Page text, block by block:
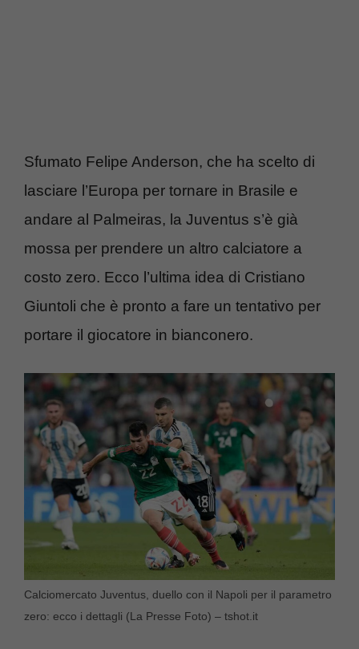
Sfumato Felipe Anderson, che ha scelto di
lasciare l’Europa per tornare in Brasile e
andare al Palmeiras, la Juventus s’è già
mossa per prendere un altro calciatore a
costo zero. Ecco l’ultima idea di Cristiano
Giuntoli che è pronto a fare un tentativo per
portare il giocatore in bianconero.
Calciomercato Juventus, duello con il Napoli per il parametro
zero: ecco i dettagli (La Presse Foto) – tshot.it